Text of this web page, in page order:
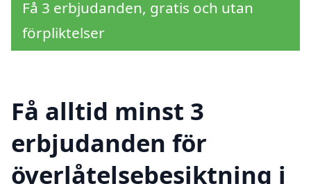
Få 3 erbjudanden, gratis och utan
förpliktelser
Få alltid minst 3
erbjudanden för
överlåtelsebesiktning i